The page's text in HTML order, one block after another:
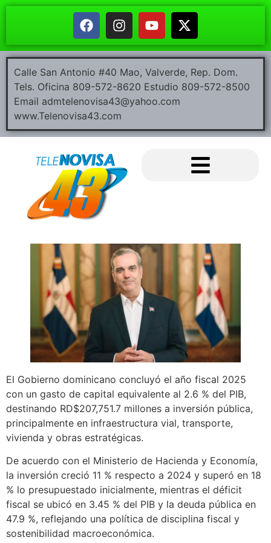
Calle San Antonio #40 Mao, Valverde, Rep. Dom.
Tels. Oficina 809-572-8620 Estudio 809-572-8500
Email admtelenovisa43@yahoo.com
www.Telenovisa43.com
El Gobierno dominicano concluyó el año fiscal 2025
con un gasto de capital equivalente al 2.6 % del PIB,
destinando RD$207,751.7 millones a inversión pública,
principalmente en infraestructura vial, transporte,
vivienda y obras estratégicas.
De acuerdo con el Ministerio de Hacienda y Economía,
la inversión creció 11 % respecto a 2024 y superó en 18
% lo presupuestado inicialmente, mientras el déficit
fiscal se ubicó en 3.45 % del PIB y la deuda pública en
47.9 %, reflejando una política de disciplina fiscal y
sostenibilidad macroeconómica.